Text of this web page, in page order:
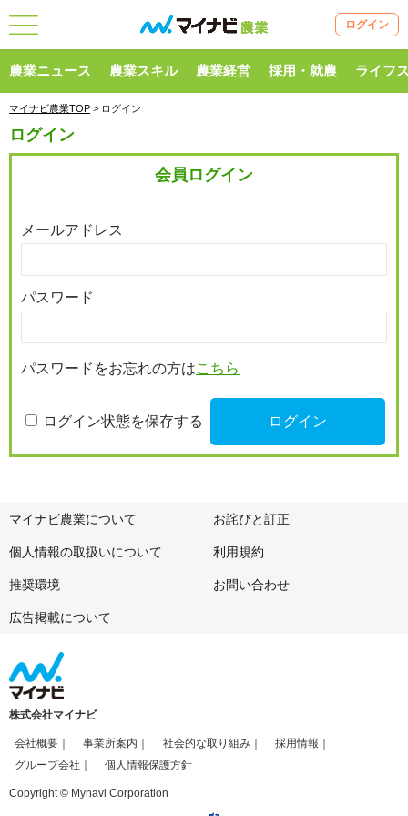
ログイン
農業ニュース 農業スキル 農業経営 採用・就農 ライフ
マイナビ農業TOP > ログイン
ログイン
会員ログイン
メールアドレス
パスワード
パスワードをお忘れの方はこちら
ログイン状態を保存する
マイナビ農業について お詫びと訂正
個人情報の取扱いについて 利用規約
推奨環境 お問い合わせ
広告掲載について
株式会社マイナビ
会社概要 事業所案内 社会的な取り組み
採用情報
グループ会社
個人情報保護方針
Copyright © Mynavi Corporation